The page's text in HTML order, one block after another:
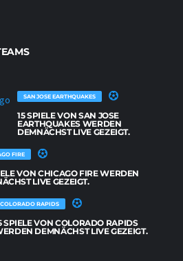
SAN JOSE EARTHQUAKES
15 SPIELE VON SAN JOSE
EARTHQUAKES WERDEN
DEMNÄCHST LIVE GEZEIGT.
FIRE
VON CHICAGO FIRE WERDEN
LIVE GEZEIGT.
COLORADO RAPIDS
SPIELE VON COLORADO RAPIDS
DEMNÄCHST LIVE GEZEIGT.